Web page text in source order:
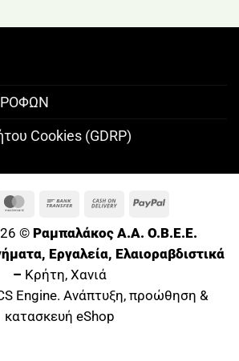
Cookies (GDRP)
MasterCard
Bank
Cash
PayPal
© Ραμπαλάκος A.A. O.B.E.E.
Εργαλεία, Ελαιοραβδιστικά
– Κρήτη, Χανιά
Engine. Ανάπτυξη, προώθηση &
κατασκευή eShop